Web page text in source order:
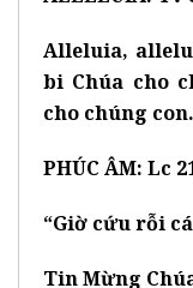
Alleluia,
bi Chúa cho
cho chúng
PHÚC ÂM: Lc
“Giờ cứu rỗi
Tin Mừng